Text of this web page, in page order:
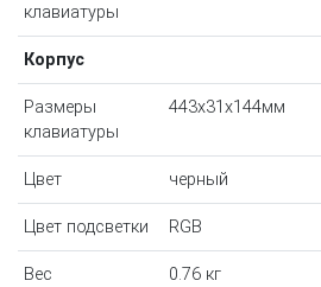
клавиатуры
Корпус
Размеры
клавиатуры
443x31x144мм
Цвет черный
Цвет подсветки RGB
Вес
0.76 кг